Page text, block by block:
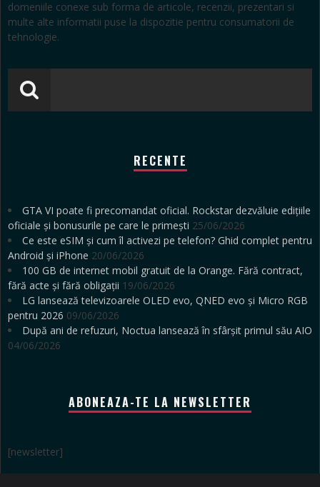
domeniile conexe sub forma de articole, recenzii, prezentari si
multe alte informatii puse la dispozitie pentru consumatorii de
tehnologie.
RECENTE
GTA VI poate fi precomandat oficial. Rockstar dezvăluie edițiile
oficiale și bonusurile pe care le primești 25/06/2026
Ce este eSIM și cum îl activezi pe telefon? Ghid complet pentru
Android și iPhone 20/06/2026
100 GB de internet mobil gratuit de la Orange. Fără contract,
fără acte și fără obligații 19/06/2026
LG lansează televizoarele OLED evo, QNED evo și Micro RGB
pentru 2026 09/06/2026
După ani de refuzuri, Noctua lansează în sfârșit primul său AIO
04/06/2026
ABONEAZA-TE LA NEWSLETTER
[newsletter]